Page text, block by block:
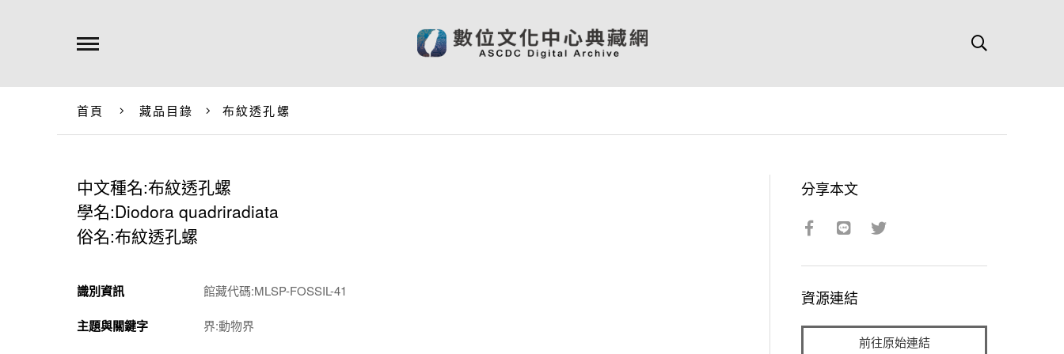
首頁 藏品目錄 布紋透孔螺
中文種名:布紋透孔螺
學名:Diodora quadriradiata
俗名:布紋透孔螺
識別資訊 館藏代碼:MLSP-FOSSIL-41
主題與關鍵字 界:動物界
分享本文
資源連結
前往原始連結